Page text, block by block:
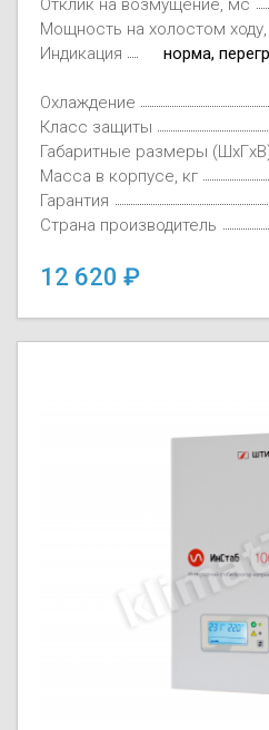
Мощность на холостом
Индикация
норма,
Охлаждение
Класс защиты
Габаритные размеры
Масса в корпусе, кг
Гарантия
Страна производитель
12 620